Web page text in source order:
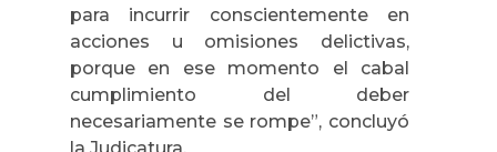
para incurrir conscientemente en
acciones u omisiones delictivas,
porque en ese momento el cabal
cumplimiento del deber
necesariamente se rompe”, concluyó